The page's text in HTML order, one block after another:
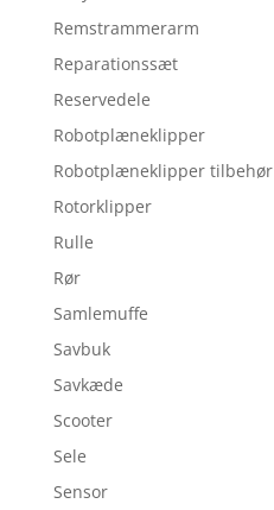
Remstrammerarm
Reparationssæt
Reservedele
Robotplæneklipper
Robotplæneklipper tilbehør
Rotorklipper
Rulle
Rør
Samlemuffe
Savbuk
Savkæde
Scooter
Sele
Sensor